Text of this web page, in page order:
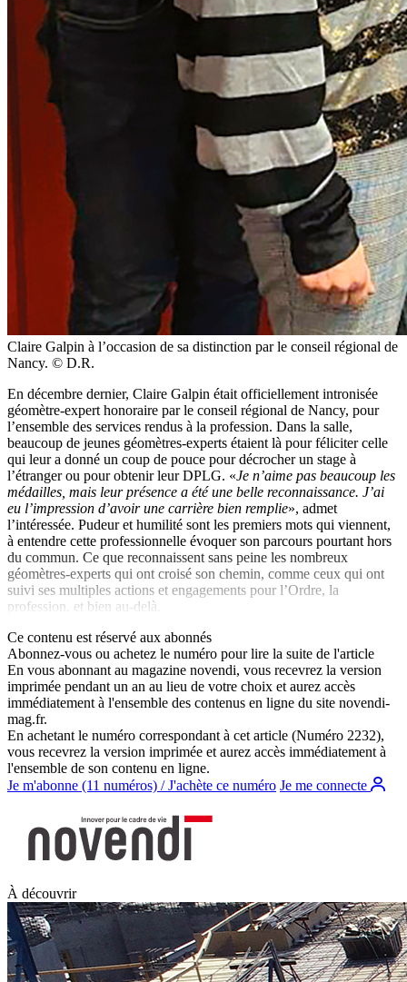
Claire Galpin à l’occasion de sa distinction par le conseil régional de
Nancy. © D.R.
En décembre dernier, Claire Galpin était officiellement intronisée
géomètre-expert honoraire par le conseil régional de Nancy, pour
l’ensemble des services rendus à la profession. Dans la salle,
beaucoup de jeunes géomètres-experts étaient là pour féliciter celle
qui leur a donné un coup de pouce pour décrocher un stage à
l’étranger ou pour obtenir leur DPLG. «Je n’aime pas beaucoup les
médailles, mais leur présence a été une belle reconnaissance. J’ai
eu l’impression d’avoir une carrière bien remplie», admet
l’intéressée. Pudeur et humilité sont les premiers mots qui viennent,
à entendre cette professionnelle évoquer son parcours pourtant hors
du commun. Ce que reconnaissent sans peine les nombreux
géomètres-experts qui ont croisé son chemin, comme ceux qui ont
suivi ses multiples actions et engagements pour l’Ordre, la
profession, et bien au-delà.
Ce contenu est réservé aux abonnés
Abonnez-vous ou achetez le numéro pour lire la suite de l'article
En vous abonnant au magazine novendi, vous recevrez la version
imprimée pendant un an au lieu de votre choix et aurez accès
immédiatement à l'ensemble des contenus en ligne du site novendi-
mag.fr.
En achetant le numéro correspondant à cet article (Numéro 2232),
vous recevrez la version imprimée et aurez accès immédiatement à
l'ensemble de son contenu en ligne.
Je m'abonne (11 numéros) / J'achète ce numéro Je me connecte
À découvrir